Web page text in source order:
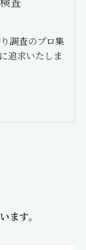
調査のプロ集
追求いたしま
ます。